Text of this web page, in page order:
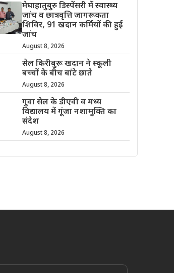
मेघाहातुबुरु डिस्पेंसरी में स्वास्थ्य
जांच व छात्रवृत्ति जागरूकता
शिविर, 91 खदान कर्मियों की हुई
जांच
August 8, 2026
सेल किरीबुरू खदान ने स्कूली
बच्चों के बीच बांटे छाते
August 8, 2026
गुवा सेल के डीएवी व मध्य
विद्यालय में गूंजा नशामुक्ति का
संदेश
August 8, 2026